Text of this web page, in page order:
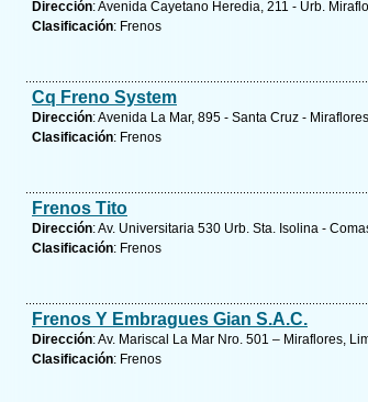
Dirección: Avenida Cayetano Heredia, 211 - Urb.
Clasificación: Frenos
Cq Freno System
Dirección: Avenida La Mar, 895 - Santa Cruz -
Clasificación: Frenos
Frenos Tito
Dirección: Av. Universitaria 530 Urb. Sta. Isolina -
Clasificación: Frenos
Frenos Y Embragues Gian S.A.C.
Dirección: Av. Mariscal La Mar Nro. 501 – Miraflores,
Clasificación: Frenos